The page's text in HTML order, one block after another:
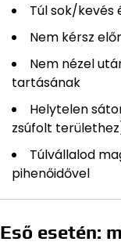
Túl sok/kevés
Nem kérsz
Nem nézel
tartásának
Helytelen
zsúfolt
Túlvállalod
pihenőidővel
Eső esetén: